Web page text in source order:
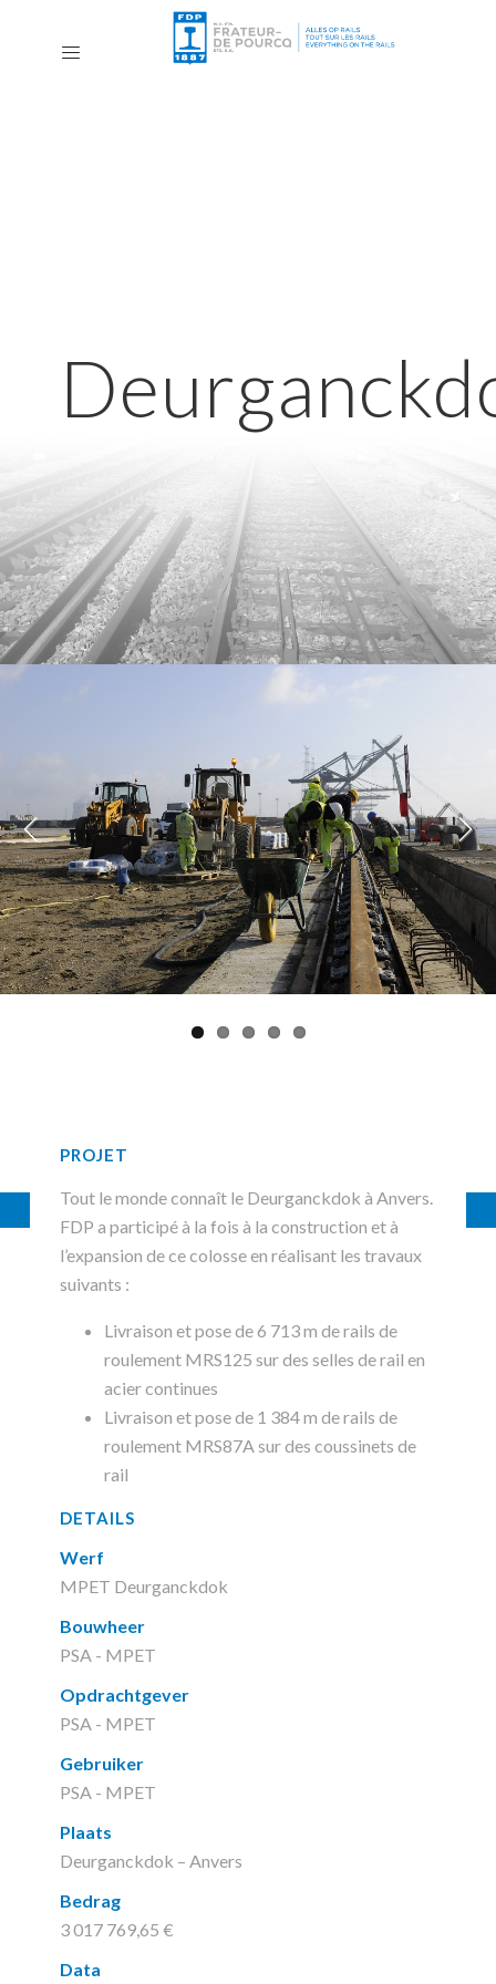
Previous Next
PROJET
Tout le monde connaît le Deurganckdok à Anvers.
FDP a participé à la fois à la construction et à
l’expansion de ce colosse en réalisant les travaux
suivants :
Livraison et pose de 6 713 m de rails de
roulement MRS125 sur des selles de rail en
acier continues
Livraison et pose de 1 384 m de rails de
roulement MRS87A sur des coussinets de
rail
DETAILS
Werf
MPET Deurganckdok
Bouwheer
PSA - MPET
Opdrachtgever
PSA - MPET
Gebruiker
PSA - MPET
Plaats
Deurganckdok – Anvers
Bedrag
3 017 769,65 €
Data